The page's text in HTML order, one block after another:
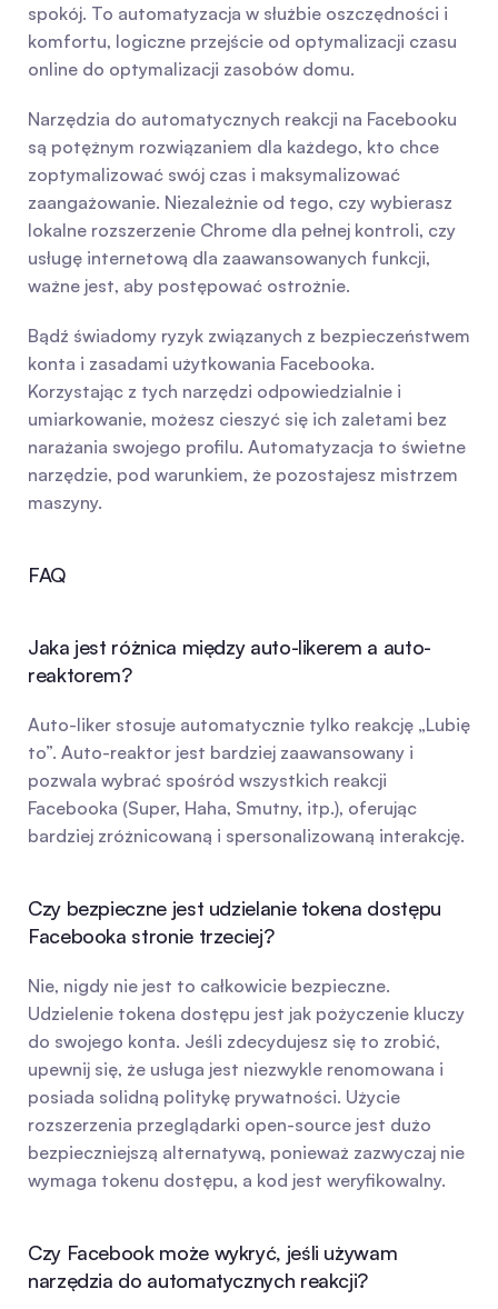
spokój. To automatyzacja w służbie oszczędności i
komfortu, logiczne przejście od optymalizacji czasu
online do optymalizacji zasobów domu.
Narzędzia do automatycznych reakcji na Facebooku
są potężnym rozwiązaniem dla każdego, kto chce
zoptymalizować swój czas i maksymalizować
zaangażowanie. Niezależnie od tego, czy wybierasz
lokalne rozszerzenie Chrome dla pełnej kontroli, czy
usługę internetową dla zaawansowanych funkcji,
ważne jest, aby postępować ostrożnie.
Bądź świadomy ryzyk związanych z bezpieczeństwem
konta i zasadami użytkowania Facebooka.
Korzystając z tych narzędzi odpowiedzialnie i
umiarkowanie, możesz cieszyć się ich zaletami bez
narażania swojego profilu. Automatyzacja to świetne
narzędzie, pod warunkiem, że pozostajesz mistrzem
maszyny.
FAQ
Jaka jest różnica między auto-likerem a auto-
reaktorem?
Auto-liker stosuje automatycznie tylko reakcję „Lubię
to”. Auto-reaktor jest bardziej zaawansowany i
pozwala wybrać spośród wszystkich reakcji
Facebooka (Super, Haha, Smutny, itp.), oferując
bardziej zróżnicowaną i spersonalizowaną interakcję.
Czy bezpieczne jest udzielanie tokena dostępu
Facebooka stronie trzeciej?
Nie, nigdy nie jest to całkowicie bezpieczne.
Udzielenie tokena dostępu jest jak pożyczenie kluczy
do swojego konta. Jeśli zdecydujesz się to zrobić,
upewnij się, że usługa jest niezwykle renomowana i
posiada solidną politykę prywatności. Użycie
rozszerzenia przeglądarki open-source jest dużo
bezpieczniejszą alternatywą, ponieważ zazwyczaj nie
wymaga tokenu dostępu, a kod jest weryfikowalny.
Czy Facebook może wykryć, jeśli używam
narzędzia do automatycznych reakcji?